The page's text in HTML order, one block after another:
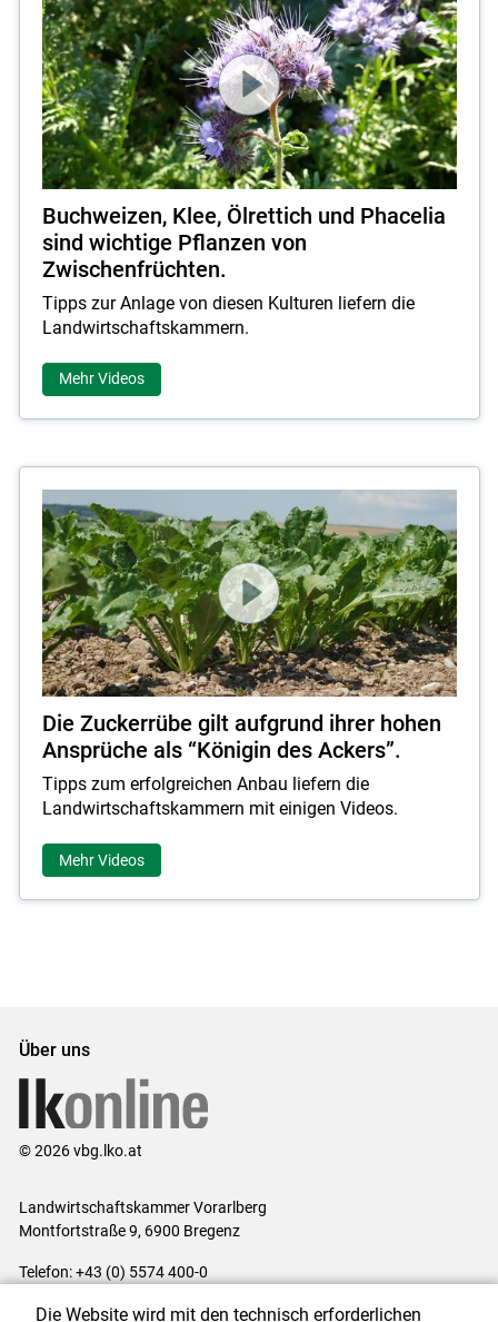
Mehr Videos
Buchweizen, Klee, Ölrettich und Phacelia
sind wichtige Pflanzen von
Zwischenfrüchten.
Tipps zur Anlage von diesen Kulturen liefern die
Landwirtschaftskammern.
Mehr Videos
Die Zuckerrübe gilt aufgrund ihrer hohen
Ansprüche als “Königin des Ackers”.
Tipps zum erfolgreichen Anbau liefern die
Landwirtschaftskammern mit einigen Videos.
Über uns
© 2026 vbg.lko.at
Landwirtschaftskammer Vorarlberg
Montfortstraße 9, 6900 Bregenz
Telefon: +43 (0) 5574 400-0
Die Website wird mit den technisch erforderlichen